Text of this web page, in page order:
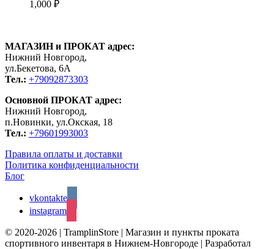
1,000 ₽
МАГАЗИН и ПРОКАТ адрес:
Нижний Новгород,
ул.Бекетова, 6А
Тел.: +79092873303
Основной ПРОКАТ адрес:
Нижний Новгород,
п.Новинки, ул.Окская, 18
Тел.: +79601993003
Правила оплаты и доставки
Политика конфиденциальности
Блог
vkontakte
instagram
© 2020-2026 | TramplinStore | Магазин и пункты проката
спортивного инвентаря в Нижнем-Новгороде | Разработал